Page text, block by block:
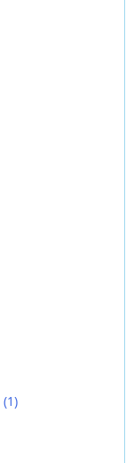
(1)